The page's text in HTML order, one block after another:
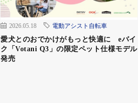
2026.05.18 電動アシスト自転車
愛犬とのおでかけがもっと快適に eバイ
ク「Votani Q3」の限定ペット仕様モデル
発売